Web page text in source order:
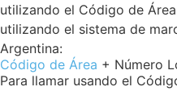
utilizando el Código de
utilizando el sistema de
Argentina:
Código de Área + Número
Para llamar usando el